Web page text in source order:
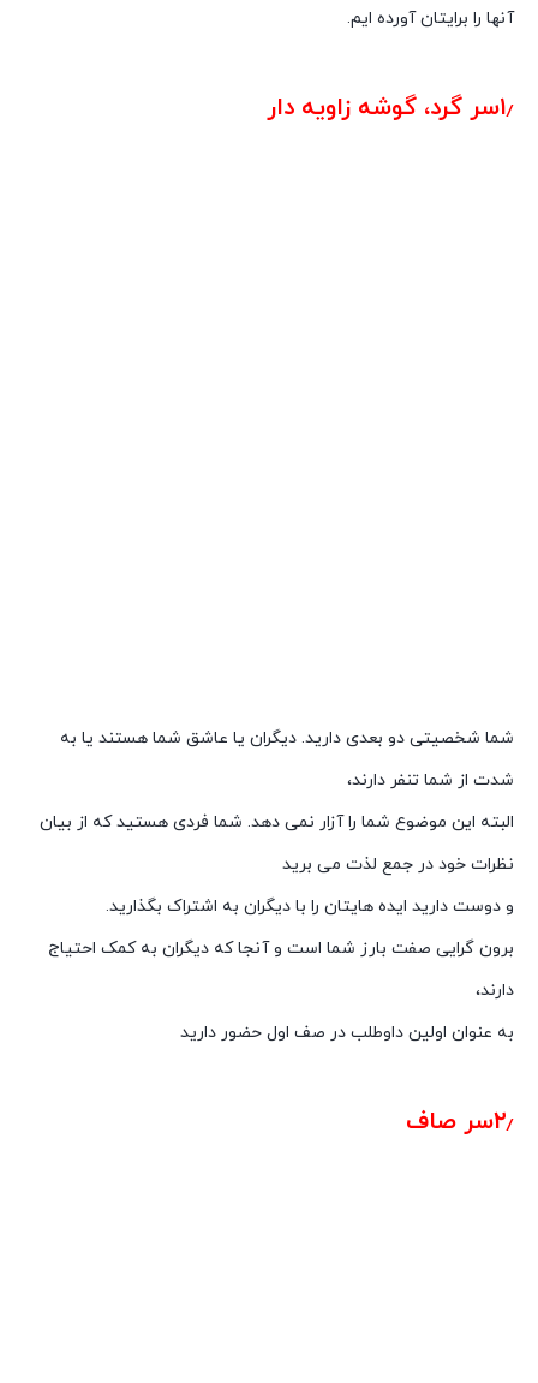
آنها را برایتان آورده ایم.
۱٫سر گرد، گوشه زاویه دار
شما شخصیتی دو بعدی دارید. دیگران یا عاشق شما هستند یا به
شدت از شما تنفر دارند،
البته این موضوع شما را آزار نمی دهد. شما فردی هستید که از بیان
نظرات خود در جمع لذت می برید
و دوست دارید ایده هایتان را با دیگران به اشتراک بگذارید.
برون گرایی صفت بارز شما است و آنجا که دیگران به کمک احتیاج
دارند،
به عنوان اولین داوطلب در صف اول حضور دارید
۲٫سر صاف